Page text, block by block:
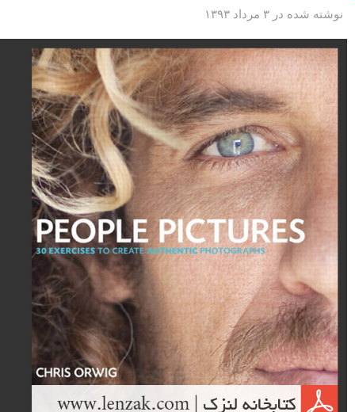
های آن را در مطالب لنزک مشاهده نموده اید، ژست ها بر اساس نوع لباس
مدل طبقه بندی می شوند که این برای طراحان لباس نیز کاربردی است. در
ادامه مطلب می توانید این کتاب را دانلود نمایید.
ادامه مطلب
کتاب عکاسی «ترکیب بندی، از عکس های فوری تا عکس
های فوق العاده» از Laurie Excell
نوشته شده در ۱۶ شهریور ۱۳۹۳
«نور چیزی است که به سوژه شما شکل، فرم و بافت می دهد. کمیت و
کیفیت دارد. نور به عکس شما حس می دهد. بدون نور عکسی هم وجود
نخواهد داشت. اینکه بدانید چگونه نور را به تصویر بکشید، اختلاف بین عکس
های معمولی و فوق العاده را مشخص می کند. سایه و نور چشم بیننده شما
را از میان عکس به سمت سوژه هدایت می کنند. یکی از اولین چیز هایی که
من بعد از نزدیک کردن دوربین به چشمم تماشا می کنم، بازی نور روی صحنه
شوید و آن را دانلود نمایید.
ادامه مطلب